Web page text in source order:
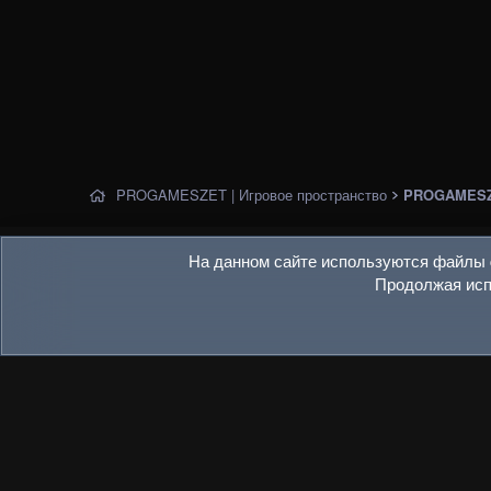
PROGAMESZET | Игровое пространство
Условия и правила Политика конфиденциальности
На данном сайте используются файлы
Продолжая